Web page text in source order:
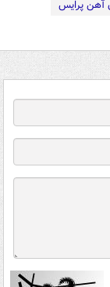
آهن پرایس